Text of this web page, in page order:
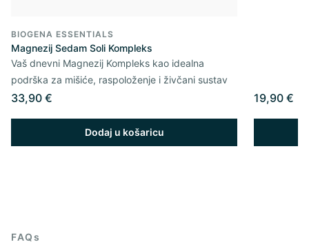
BIOGENA ESSENTIALS
Magnezij Sedam Soli Kompleks
Vaš dnevni Magnezij Kompleks kao idealna
podrška za mišiće, raspoloženje i živčani sustav
33,90 €
Dodaj u košaricu
19,90 €
FAQs